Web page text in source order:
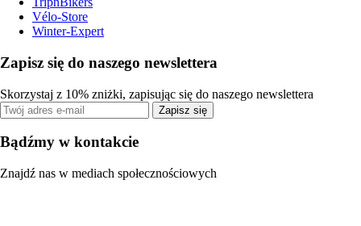
Vélo-Store
Winter-Expert
Zapisz się do naszego newslettera
Skorzystaj z 10% zniżki, zapisując się do naszego newslettera
Zapisz się
Bądźmy w kontakcie
Znajdź nas w mediach społecznościowych